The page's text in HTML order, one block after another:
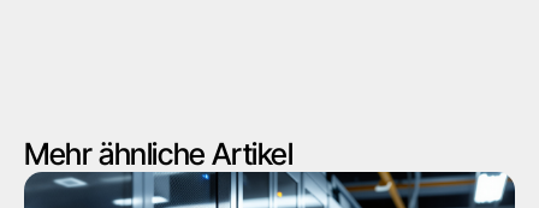
Mehr ähnliche Artikel